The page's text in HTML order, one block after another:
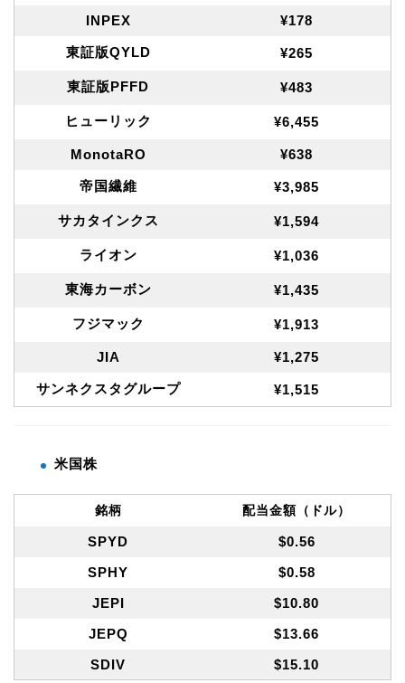
INPEX ¥178
東証版QYLD ¥265
東証版PFFD ¥483
ヒューリック ¥6,455
MonotaRO ¥638
帝国繊維 ¥3,985
サカタインクス ¥1,594
ライオン ¥1,036
東海カーボン ¥1,435
フジマック ¥1,913
JIA ¥1,275
サンネクスタグループ ¥1,515
米国株
銘柄 配当金額（ドル）
SPYD
$0.56
SPHY
$0.58
JEPI
$10.80
JEPQ
$13.66
SDIV
$15.10